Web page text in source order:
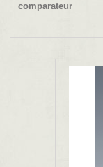
comparateur